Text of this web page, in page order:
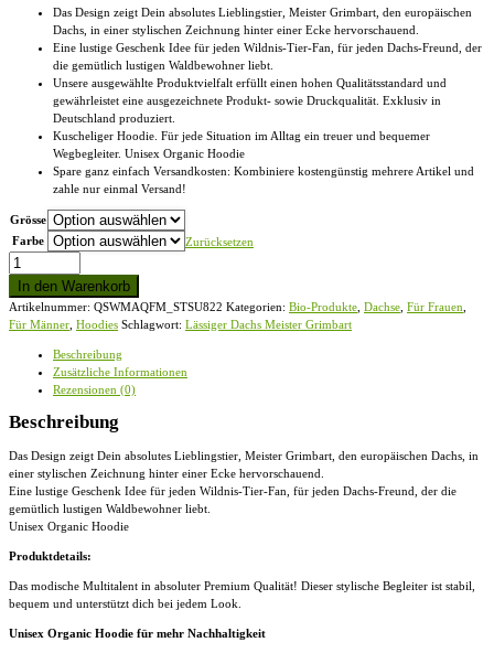
Das Design zeigt Dein absolutes Lieblingstier, Meister Grimbart, den europäischen
Dachs, in einer stylischen Zeichnung hinter einer Ecke hervorschauend.
Eine lustige Geschenk Idee für jeden Wildnis-Tier-Fan, für jeden Dachs-Freund, der
die gemütlich lustigen Waldbewohner liebt.
Unsere ausgewählte Produktvielfalt erfüllt einen hohen Qualitätsstandard und
gewährleistet eine ausgezeichnete Produkt- sowie Druckqualität. Exklusiv in
Deutschland produziert.
Kuscheliger Hoodie. Für jede Situation im Alltag ein treuer und bequemer
Wegbegleiter. Unisex Organic Hoodie
Spare ganz einfach Versandkosten: Kombiniere kostengünstig mehrere Artikel und
zahle nur einmal Versand!
Grösse
Farbe
Zurücksetzen
Lässiger
Dachs
Meister
Grimbart
-
In den Warenkorb
Artikelnummer: QSWMAQFM_STSU822 Kategorien: Bio-Produkte Dachse Für Frauen
Für Männer Hoodies Schlagwort: Lässiger Dachs Meister Grimbart
Beschreibung
Zusätzliche Informationen
Rezensionen (0)
Beschreibung
Das Design zeigt Dein absolutes Lieblingstier, Meister Grimbart, den europäischen Dachs, in
einer stylischen Zeichnung hinter einer Ecke hervorschauend.
Eine lustige Geschenk Idee für jeden Wildnis-Tier-Fan, für jeden Dachs-Freund, der die
gemütlich lustigen Waldbewohner liebt.
Unisex Organic Hoodie
Produktdetails:
Das modische Multitalent in absoluter Premium Qualität! Dieser stylische Begleiter ist stabil,
bequem und unterstützt dich bei jedem Look.
Unisex Organic Hoodie für mehr Nachhaltigkeit